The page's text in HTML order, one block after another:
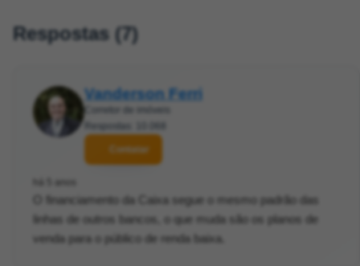
Respostas (7)
Vanderson Ferri
Contatar
O financiamento da Caixa segue o mesmo padrão das
linhas de outros bancos, o que muda são os planos de
venda para o público de renda baixa.